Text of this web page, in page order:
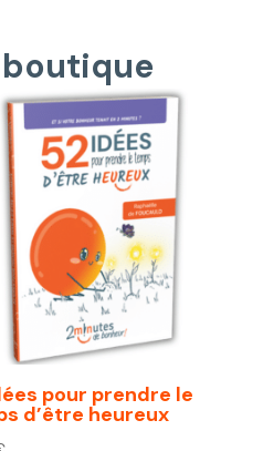
boutique
pour prendre le
d’être heureux